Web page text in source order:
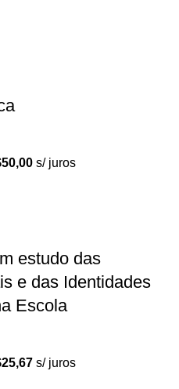
50,00 s/ juros
estudo das
e das Identidades
Escola
25,67 s/ juros